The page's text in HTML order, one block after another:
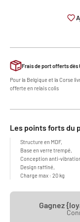
Frais de port offerts dès
Pour la Belgique et la Corse
offerte en relais colis
Les points forts du
Structure en MDF,
Base en verre trempé,
Conception anti-
Design raffiné,
Charge max : 20 kg
Gagnez